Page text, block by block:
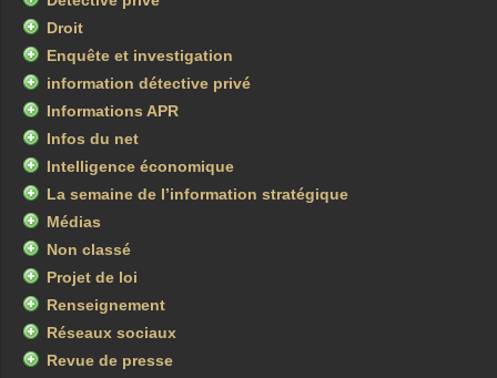
Droit
Enquête et investigation
information détective privé
Informations APR
Infos du net
Intelligence économique
La semaine de l’information stratégique
Médias
Non classé
Projet de loi
Renseignement
Réseaux sociaux
Revue de presse